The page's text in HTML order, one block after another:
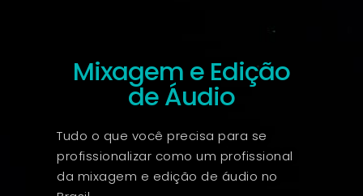
Mixagem e Edição
de Áudio
Tudo o que você precisa para se
profissionalizar como um profissional
da mixagem e edição de áudio no